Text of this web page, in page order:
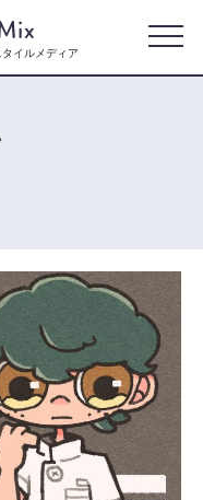
イルメディア